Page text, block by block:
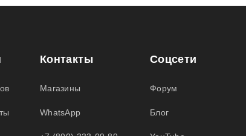
Контакты
Магазины
WhatsApp
Coцсети
Форум
Блог